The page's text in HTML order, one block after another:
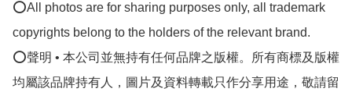
⭕All photos are for sharing purposes only, all trademark
copyrights belong to the holders of the relevant brand.
⭕聲明 • 本公司並無持有任何品牌之版權。所有商標及版權
均屬該品牌持有人，圖片及資料轉載只作分享用途，敬請留